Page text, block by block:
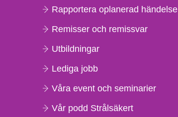
Rapportera oplanerad händelse
Remisser och remissvar
Utbildningar
Lediga jobb
Våra event och seminarier
Vår podd Strålsäkert